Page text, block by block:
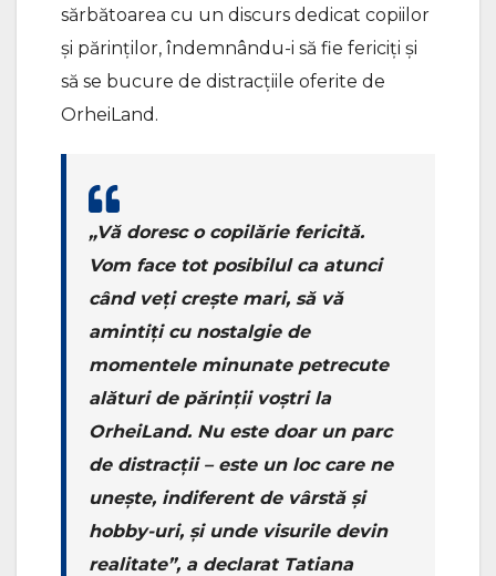
sărbătoarea cu un discurs dedicat copiilor
și părinților, îndemnându-i să fie fericiți și
să se bucure de distracțiile oferite de
OrheiLand.
„Vă doresc o copilărie fericită.
Vom face tot posibilul ca atunci
când veți crește mari, să vă
amintiți cu nostalgie de
momentele minunate petrecute
alături de părinții voștri la
OrheiLand. Nu este doar un parc
de distracții – este un loc care ne
unește, indiferent de vârstă și
hobby-uri, și unde visurile devin
realitate”, a declarat Tatiana